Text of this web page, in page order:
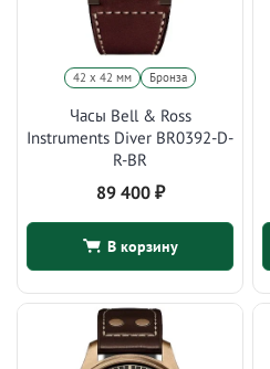
42 х 42 мм Бронза
Часы Bell & Ross
Instruments Diver BR0392-D-
R-BR
89 400 ₽
В корзину